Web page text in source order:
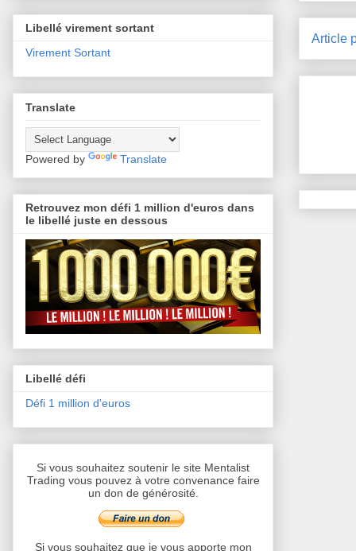
Article
Libellé virement sortant
Virement Sortant
Translate
Powered by Translate
Retrouvez mon défi 1 million d'euros dans
le libellé juste en dessous
Libellé défi
Défi 1 million d'euros
Si vous souhaitez soutenir le site Mentalist
Trading vous pouvez à votre convenance faire
un don de générosité.
Si vous souhaitez que je vous apporte mon